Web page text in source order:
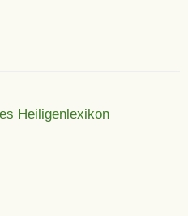
Heiligenlexikon